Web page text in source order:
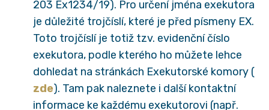
203 Ex1234/19). Pro určení jména exekutora
je důležité trojčíslí, které je před písmeny EX.
Toto trojčíslí je totiž tzv. evidenční číslo
exekutora, podle kterého ho můžete lehce
dohledat na stránkách Exekutorské komory (
zde). Tam pak naleznete i další kontaktní
informace ke každému exekutorovi (např.